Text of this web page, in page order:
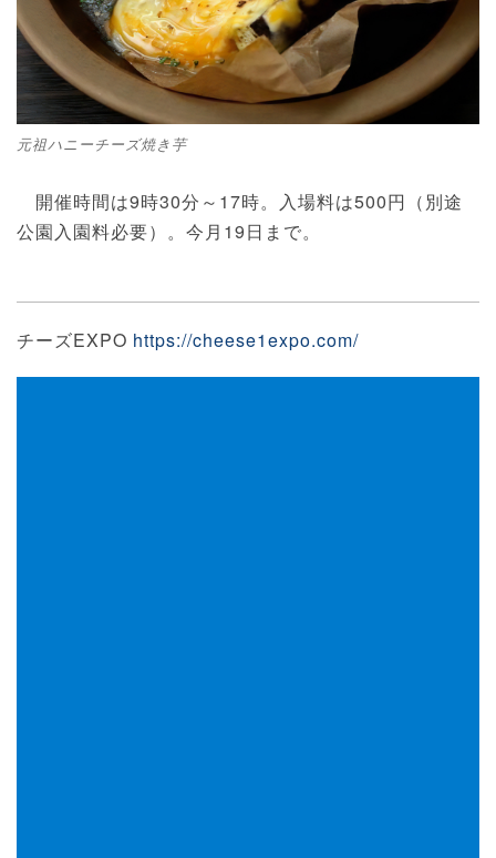
元祖ハニーチーズ焼き芋
開催時間は9時30分～17時。入場料は500円（別途
公園入園料必要）。今月19日まで。
チーズEXPO https://cheese1expo.com/